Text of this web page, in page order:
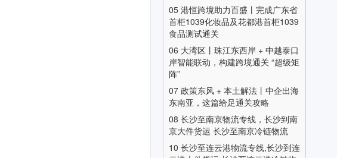
05 港恒跨境助力百盛丨完成广东省
首柜1039化妆品及花都港首柜1039
食品测试通关
06 大湾区丨珠江东西岸 + 中越泰口
岸智能联动，构建跨境通关 “超级矩
阵”
07 政策东风 + 本土解法丨中企出海
东南亚，这篇给足通关攻略
08 长沙至南京物流专线，长沙到南
京大件货运 长沙至南京冷链物流
10 长沙至连云港物流专线,长沙到连